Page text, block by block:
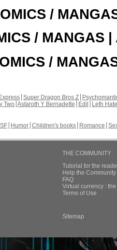
/
/ MANGAS |
/
Super Dragon Bros Z
Two Astaroth Y Bernadette Edil
Leth Hate
Humor Children's books Romance
THE COMMUNITY
Tutorial for the
Help the
FAQ
Virtual currency :
Terms of Use
Sitemap